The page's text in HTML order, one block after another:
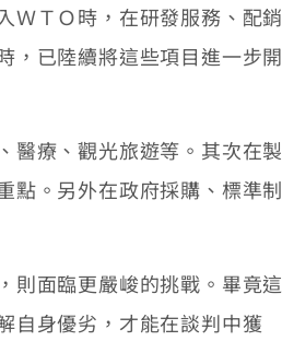
ＴＯ時，在研發服務、配銷
，已陸續將這些項目進一步開
療、觀光旅遊等。其次在製
點。另外在政府採購、標準制
面臨更嚴峻的挑戰。畢竟這
自身優劣，才能在談判中獲